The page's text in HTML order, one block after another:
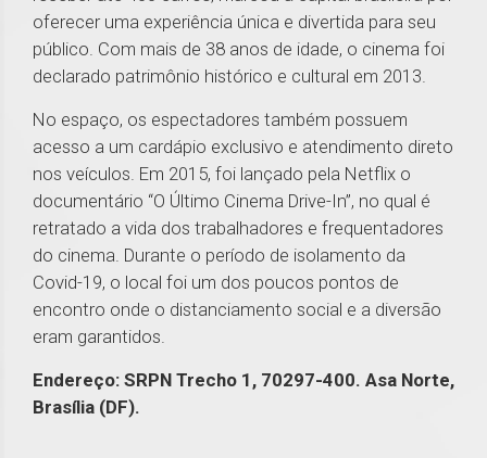
oferecer uma experiência única e divertida para seu
público. Com mais de 38 anos de idade, o cinema foi
declarado patrimônio histórico e cultural em 2013.
No espaço, os espectadores também possuem
acesso a um cardápio exclusivo e atendimento direto
nos veículos. Em 2015, foi lançado pela Netflix o
documentário “O Último Cinema Drive-In”, no qual é
retratado a vida dos trabalhadores e frequentadores
do cinema. Durante o período de isolamento da
Covid-19, o local foi um dos poucos pontos de
encontro onde o distanciamento social e a diversão
eram garantidos.
Endereço: SRPN Trecho 1, 70297-400. Asa Norte,
Brasília (DF).